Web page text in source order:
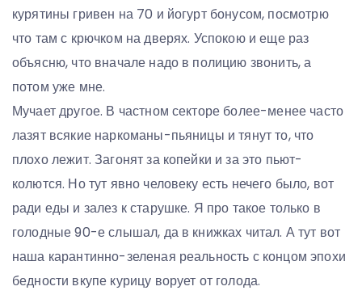
курятины гривен на 70 и йогурт бонусом, посмотрю
что там с крючком на дверях. Успокою и еще раз
объясню, что вначале надо в полицию звонить, а
потом уже мне.
Мучает другое. В частном секторе более-менее часто
лазят всякие наркоманы-пьяницы и тянут то, что
плохо лежит. Загонят за копейки и за это пьют-
колются. Но тут явно человеку есть нечего было, вот
ради еды и залез к старушке. Я про такое только в
голодные 90-е слышал, да в книжках читал. А тут вот
наша карантинно-зеленая реальность с концом эпохи
бедности вкупе курицу ворует от голода.